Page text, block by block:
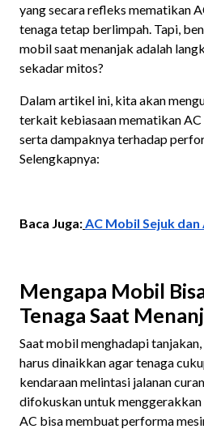
yang secara refleks mematikan
tenaga tetap berlimpah. Tapi,
mobil saat menanjak adalah
sekadar mitos?
Dalam artikel ini, kita akan
terkait kebiasaan mematikan AC
serta dampaknya terhadap
Selengkapnya:
Baca Juga: AC Mobil Sejuk
Mengapa Mobil
Tenaga Saat
Saat mobil menghadapi
harus dinaikkan agar tenaga
kendaraan melintasi jalanan
difokuskan untuk
AC bisa membuat performa